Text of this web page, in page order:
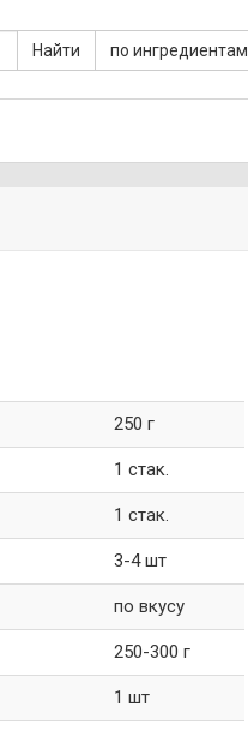
Найти по ингредиентам
250 г
1 стак.
1 стак.
3-4 шт
по вкусу
250-300 г
1 шт